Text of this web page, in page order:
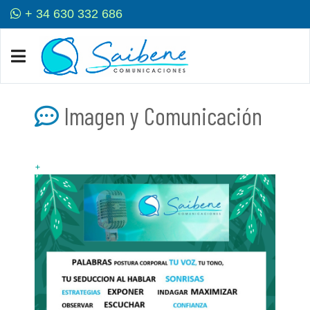
+ 34 630 332 686
Imagen y Comunicación
+